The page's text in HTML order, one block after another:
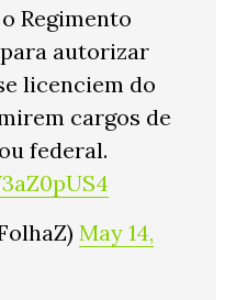
Regimento
autorizar
licenciem do
cargos de
federal.
May 14,